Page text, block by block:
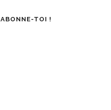
ABONNE-TOI !